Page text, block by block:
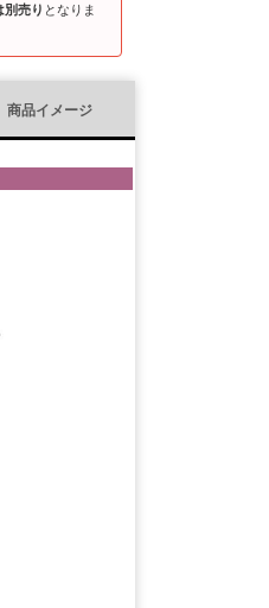
別売り となりま
商品イメージ